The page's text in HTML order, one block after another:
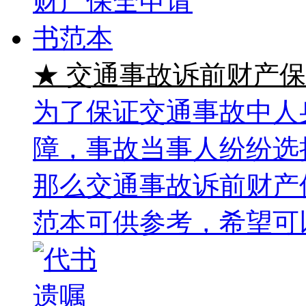
★ 交通事故诉前财产
为了保证交通事故中
障，事故当事人纷纷
那么交通事故诉前财
范本可供参考，希望